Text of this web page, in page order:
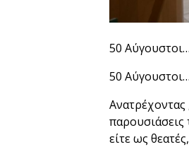
50
50
️Ανατρέχοντας
παρουσιάσεις
είτε ως